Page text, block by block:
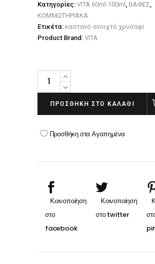
Κατηγορίες: VITA 60ml-100ml , ΒΑΦΕΣ,
ΚΟΜΜΩΤΗΡΙΑΚΑ
Ετικέτα: καστανό ανοιχτό χρυσαφί
Product Brand: VITA
VITA
ΚΑΣΤΑΝΟ
ΑΝΟΙΧΤΟ
ΧΡΥΣΑΦΙ
ΠΡΟΣΘΉΚΗ ΣΤΟ ΚΑΛΆΘΙ
Προσθήκη στα Αγαπημένα